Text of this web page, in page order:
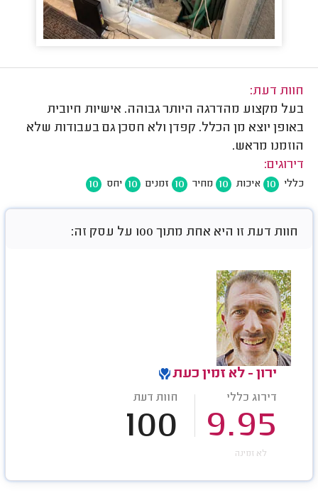
חוות דעת:
בעל מקצוע מהדרגה היותר גבוהה. אישיות חיובית
באופן יוצא מן הכלל. קפדן ולא חסכן גם בעבודות שלא
הוזמנו מראש.
דירוגים:
כללי 10 איכות 10 מחיר 10 זמנים 10 יחס 10
חוות דעת זו היא אחת מתוך 100 על עסק זה:
ירון - לא זמין כעת
דירוג כללי
9.95
חוות דעת
100
לא זמינה